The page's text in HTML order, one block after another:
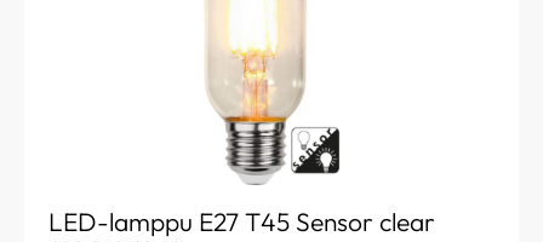
LED-lamppu E27 T45 Sensor clear